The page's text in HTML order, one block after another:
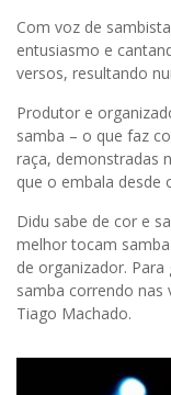
Com voz de
entusiasmo e
versos, resultando
Produtor e
samba – o que faz
raça, demonstradas
que o embala desde
Didu sabe de cor e
melhor tocam
de organizador.
samba correndo nas
Tiago Machado.